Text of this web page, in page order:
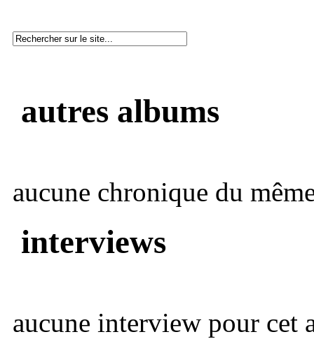
autres albums
aucune chronique du
interviews
aucune interview pour cet